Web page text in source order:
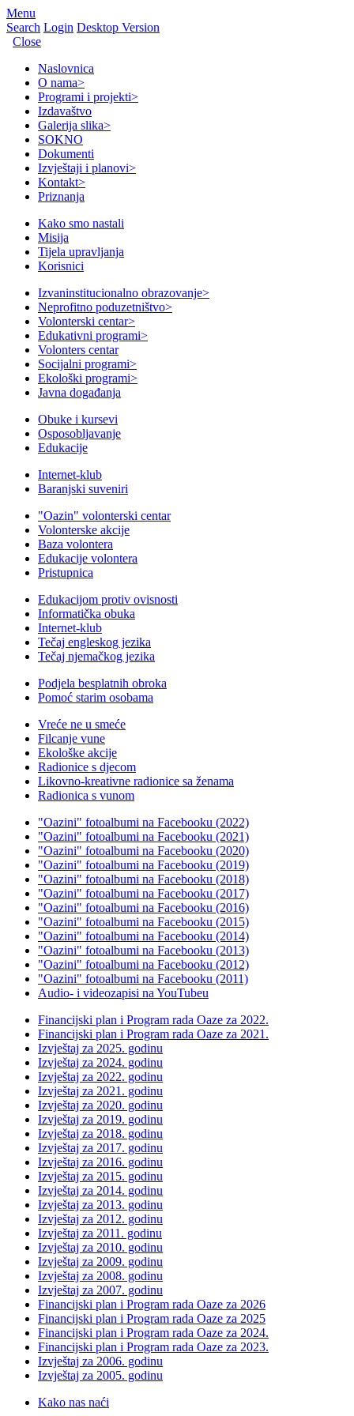
Menu
Search Login Desktop Version
Close
Naslovnica
O nama>
Programi i projekti>
Izdavaštvo
Galerija slika>
SOKNO
Dokumenti
Izvještaji i planovi>
Kontakt>
Priznanja
Kako smo nastali
Misija
Tijela upravljanja
Korisnici
Izvaninstitucionalno obrazovanje>
Neprofitno poduzetništvo>
Volonterski centar>
Edukativni programi>
Volonters centar
Socijalni programi>
Ekološki programi>
Javna događanja
Obuke i kursevi
Osposobljavanje
Edukacije
Internet-klub
Baranjski suveniri
"Oazin" volonterski centar
Volonterske akcije
Baza volontera
Edukacije volontera
Pristupnica
Edukacijom protiv ovisnosti
Informatička obuka
Internet-klub
Tečaj engleskog jezika
Tečaj njemačkog jezika
Podjela besplatnih obroka
Pomoć starim osobama
Vreće ne u smeće
Filcanje vune
Ekološke akcije
Radionice s djecom
Likovno-kreativne radionice sa ženama
Radionica s vunom
"Oazini" fotoalbumi na Facebooku (2022)
"Oazini" fotoalbumi na Facebooku (2021)
"Oazini" fotoalbumi na Facebooku (2020)
"Oazini" fotoalbumi na Facebooku (2019)
"Oazini" fotoalbumi na Facebooku (2018)
"Oazini" fotoalbumi na Facebooku (2017)
"Oazini" fotoalbumi na Facebooku (2016)
"Oazini" fotoalbumi na Facebooku (2015)
"Oazini" fotoalbumi na Facebooku (2014)
"Oazini" fotoalbumi na Facebooku (2013)
"Oazini" fotoalbumi na Facebooku (2012)
"Oazini" fotoalbumi na Facebooku (2011)
Audio- i videozapisi na YouTubeu
Financijski plan i Program rada Oaze za 2022.
Financijski plan i Program rada Oaze za 2021.
Izvještaj za 2025. godinu
Izvještaj za 2024. godinu
Izvještaj za 2022. godinu
Izvještaj za 2021. godinu
Izvještaj za 2020. godinu
Izvještaj za 2019. godinu
Izvještaj za 2018. godinu
Izvještaj za 2017. godinu
Izvještaj za 2016. godinu
Izvještaj za 2015. godinu
Izvještaj za 2014. godinu
Izvještaj za 2013. godinu
Izvještaj za 2012. godinu
Izvještaj za 2011. godinu
Izvještaj za 2010. godinu
Izvještaj za 2009. godinu
Izvještaj za 2008. godinu
Izvještaj za 2007. godinu
Financijski plan i Program rada Oaze za 2026
Financijski plan i Program rada Oaze za 2025
Financijski plan i Program rada Oaze za 2024.
Financijski plan i Program rada Oaze za 2023.
Izvještaj za 2006. godinu
Izvještaj za 2005. godinu
Kako nas naći